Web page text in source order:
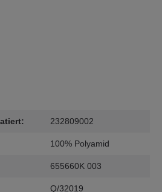
232809002
100% Polyamid
655660K 003
Q/32019